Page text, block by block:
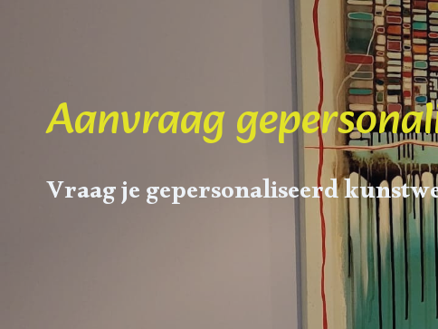
Aanvraag
Vraag je gepersonaliseerd